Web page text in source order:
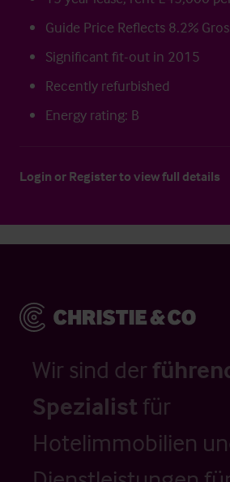
Guide Price Reflects 8.2%
Significant fit-out in 2015
Recently refurbished
Energy rating: B
Login or Registerto view full details
Wir sind der
Spezialistfür
Hotelimmobilien